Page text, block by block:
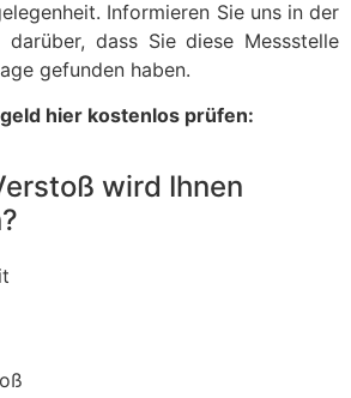
Informieren Sie uns in der
dass Sie diese Messstelle
gefunden haben.
hier kostenlos prüfen:
wird Ihnen